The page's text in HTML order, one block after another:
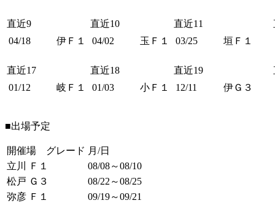
直近9 直近10 直近11
04/18
伊Ｆ１ 04/02 玉Ｆ１ 03/25 垣Ｆ１
直近17 直近18 直近19
01/12
岐Ｆ１ 01/03 小Ｆ１ 12/11 伊Ｇ３
■出場予定
開催場 グレード 月/日
立川 Ｆ１
08/08～08/10
松戸 Ｇ３
08/22～08/25
弥彦 Ｆ１
09/19～09/21